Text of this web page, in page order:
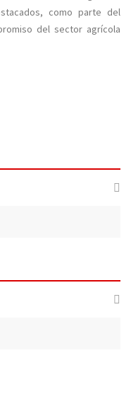
como parte del
del sector agrícola